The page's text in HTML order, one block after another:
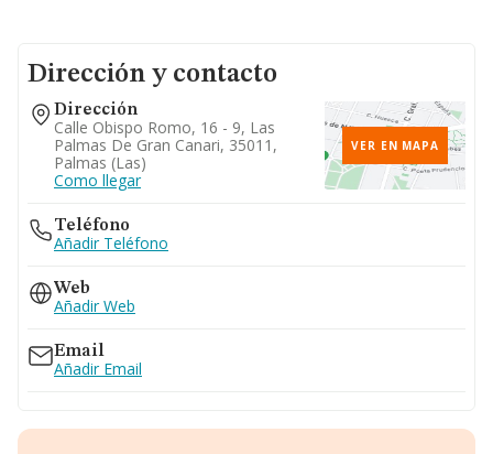
Dirección y contacto
Dirección
Calle Obispo Romo, 16 - 9, Las
Palmas De Gran Canari, 35011,
Palmas (las)
Como llegar
VER EN MAPA
Teléfono
Añadir Teléfono
Web
Añadir Web
Email
Añadir Email